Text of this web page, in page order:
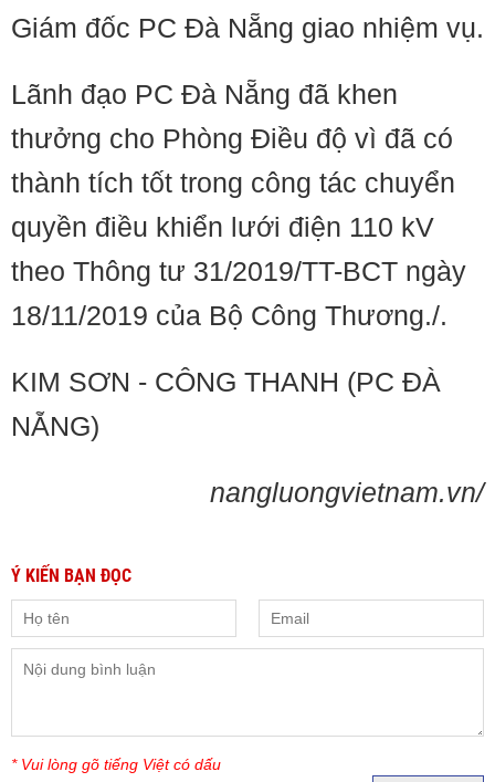
Giám đốc PC Đà Nẵng giao nhiệm vụ.
Lãnh đạo PC Đà Nẵng đã khen
thưởng cho Phòng Điều độ vì đã có
thành tích tốt trong công tác chuyển
quyền điều khiển lưới điện 110 kV
theo Thông tư 31/2019/TT-BCT ngày
18/11/2019 của Bộ Công Thương./.
KIM SƠN - CÔNG THANH (PC ĐÀ
NẴNG)
nangluongvietnam.vn/
Ý KIẾN BẠN ĐỌC
* Vui lòng gõ tiếng Việt có dấu